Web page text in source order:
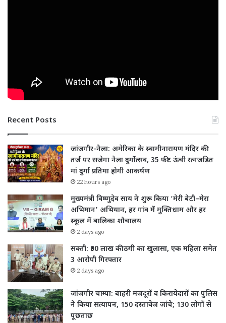
Recent Posts
जांजगीर-नैला: अमेरिका के स्वामीनारायण मंदिर की
तर्ज पर सजेगा नैला दुर्गोत्सव, 35 फीट ऊंची रत्नजड़ित
मां दुर्गा प्रतिमा होगी आकर्षण
22 hours ago
मुख्यमंत्री विष्णुदेव साय ने शुरू किया ‘मेरी बेटी–मेरा
अभिमान’ अभियान, हर गांव में मुक्तिधाम और हर
स्कूल में बालिका शौचालय
2 days ago
सक्ती: ₹90 लाख की ठगी का खुलासा, एक महिला समेत
3 आरोपी गिरफ्तार
2 days ago
जांजगीर चाम्पा: बाहरी मजदूरों व किरायेदारों का पुलिस
ने किया सत्यापन, 150 दस्तावेज जांचे; 130 लोगों से
पूछताछ